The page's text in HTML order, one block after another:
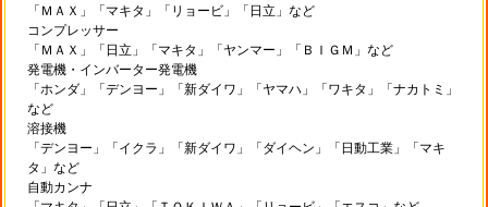
「ＭＡＸ」「マキタ」「リョービ」「日立」など
コンプレッサー
「ＭＡＸ」「日立」「マキタ」「ヤンマー」「ＢＩＧＭ」など
発電機・インバーター発電機
「ホンダ」「デンヨー」「新ダイワ」「ヤマハ」「ワキタ」「ナカトミ」
など
溶接機
「デンヨー」「イクラ」「新ダイワ」「ダイヘン」「日動工業」「マキ
タ」など
自動カンナ